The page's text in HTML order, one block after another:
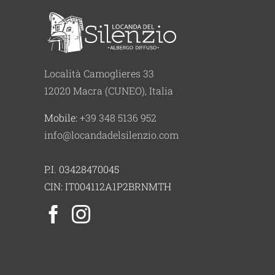
Località Camoglieres 33
12020 Macra (CUNEO), Italia
Mobile: +39 348 5136 952
info@locandadelsilenzio.com
P.I. 03428470045
CIN: IT004112A1P2BRNMTH